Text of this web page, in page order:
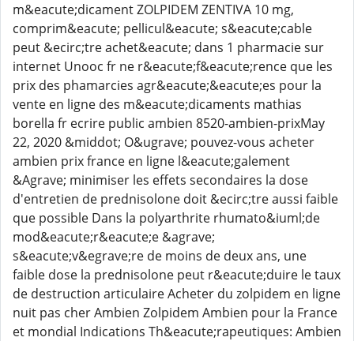
m&eacute;dicament ZOLPIDEM ZENTIVA 10 mg,
comprim&eacute; pellicul&eacute; s&eacute;cable
peut &ecirc;tre achet&eacute; dans 1 pharmacie sur
internet Unooc fr ne r&eacute;f&eacute;rence que les
prix des phamarcies agr&eacute;&eacute;es pour la
vente en ligne des m&eacute;dicaments mathias
borella fr ecrire public ambien 8520-ambien-prixMay
22, 2020 &middot; O&ugrave; pouvez-vous acheter
ambien prix france en ligne l&eacute;galement
&Agrave; minimiser les effets secondaires la dose
d'entretien de prednisolone doit &ecirc;tre aussi faible
que possible Dans la polyarthrite rhumato&iuml;de
mod&eacute;r&eacute;e &agrave;
s&eacute;v&egrave;re de moins de deux ans, une
faible dose la prednisolone peut r&eacute;duire le taux
de destruction articulaire Acheter du zolpidem en ligne
nuit pas cher Ambien Zolpidem Ambien pour la France
et mondial Indications Th&eacute;rapeutiques: Ambien